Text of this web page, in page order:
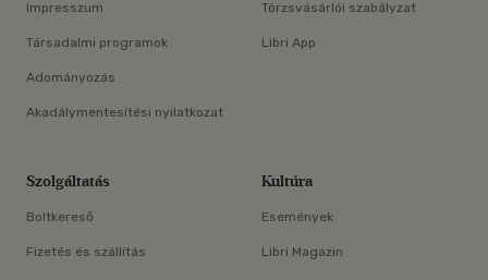
Impresszum
Társadalmi programok
Adományozás
Akadálymentesítési nyilatkozat
Törzsvásárlói szabályzat
Libri App
Szolgáltatás
Boltkereső
Fizetés és szállítás
Kultúra
Események
Libri Magazin